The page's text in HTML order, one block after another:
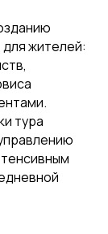
жителей:
тура